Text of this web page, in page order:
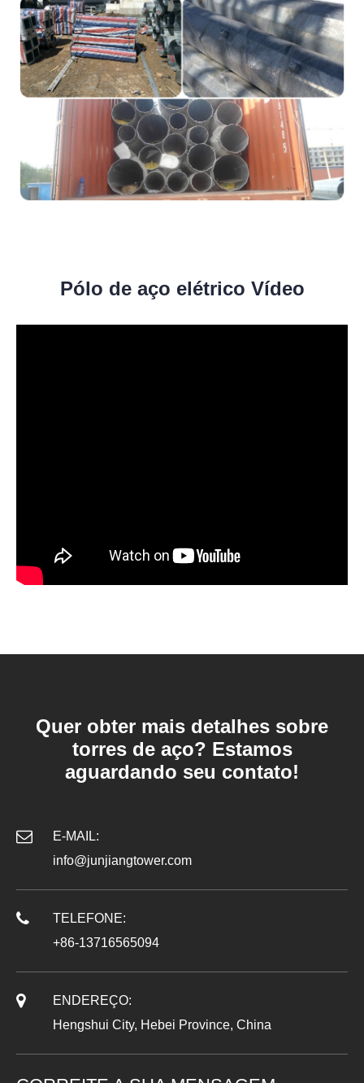
Pólo de aço elétrico Vídeo
Quer obter mais detalhes sobre
torres de aço? Estamos
aguardando seu contato!
E-MAIL:
info@junjiangtower.com
TELEFONE:
+86-13716565094
ENDEREÇO:
Hengshui City, Hebei Province, China